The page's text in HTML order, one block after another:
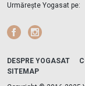
Urmărește Yogasat pe:
Facebook
DESPRE YOGASAT
SITEMAP